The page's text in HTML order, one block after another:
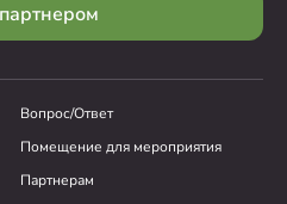
Вопрос/Ответ
Помещение для мероприятия
Партнерам